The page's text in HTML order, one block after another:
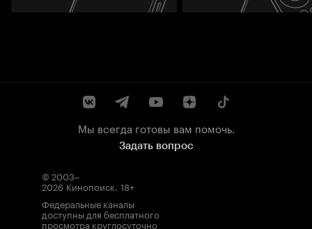
Мы всегда готовы вам помочь.
Задать вопрос
© 2003–
2026 Кинопоиск. 18+
Федеральные каналы
доступны для бесплатного
просмотра круглосуточно